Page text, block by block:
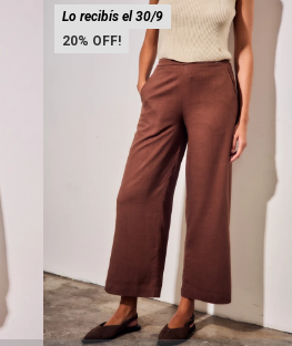
20
Lo recibís el 30/9
Talle